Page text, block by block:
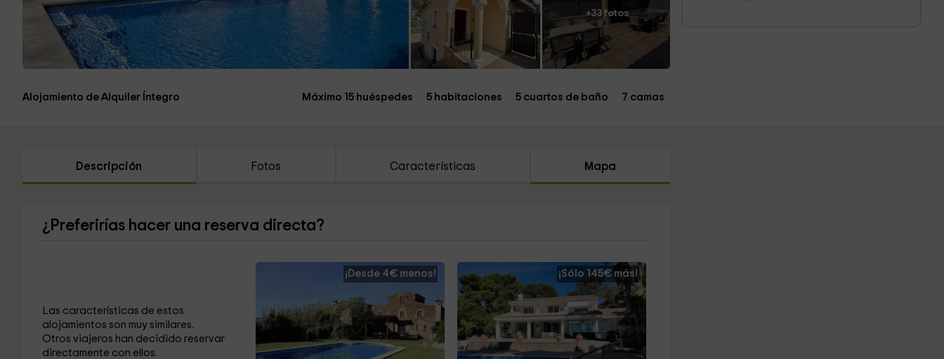
+33 fotos
Alojamiento de Alquiler Íntegro Máximo 15 huéspedes 5 habitaciones 5 cuartos de baño 7 camas
Descripción Fotos Características Mapa
¿Preferirías hacer una reserva directa?
Las características de estos
alojamientos son muy similares.
Otros viajeros han decidido reservar
directamente con ellos.
¡Desde 4€ menos! ¡Sólo 145€ más!